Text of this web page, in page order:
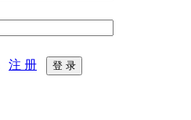
注 册